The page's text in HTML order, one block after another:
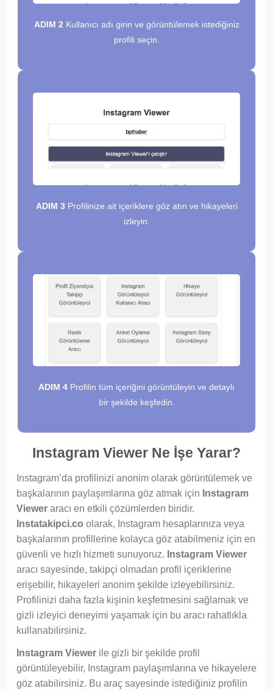
ADIM 2 Kullanıcı adı girin ve görüntülemek istediğiniz
profili seçin.
ADIM 3Profilinize ait içeriklere göz atın ve hikayeleri
izleyin.
ADIM 4 Profilin tüm içeriğini görüntüleyin ve detaylı
bir şekilde keşfedin.
Instagram Viewer Ne İşe Yarar?
Instagram’da profilinizi anonim olarak görüntülemek ve
başkalarının paylaşımlarına göz atmak için Instagram
Viewer aracı en etkili çözümlerden biridir.
Instatakipci.co olarak, Instagram hesaplarınıza veya
başkalarının profillerine kolayca göz atabilmeniz için en
güvenli ve hızlı hizmeti sunuyoruz. Instagram Viewer
aracı sayesinde, takipçi olmadan profil içeriklerine
erişebilir, hikayeleri anonim şekilde izleyebilirsiniz.
Profilinizi daha fazla kişinin keşfetmesini sağlamak ve
gizli izleyici deneyimi yaşamak için bu aracı rahatlıkla
kullanabilirsiniz.
Instagram Viewer ile gizli bir şekilde profil
görüntüleyebilir, Instagram paylaşımlarına ve hikayelere
göz atabilirsiniz. Bu araç sayesinde istediğiniz profilin